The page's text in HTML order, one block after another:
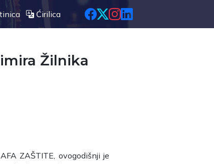
Ćirilica
Žilnika
ZAŠTITE, ovogodišnji je